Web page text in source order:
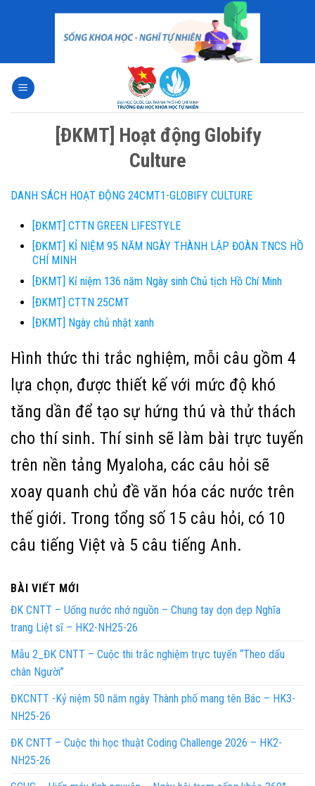
[ĐKMT] Hoạt động Globify
Culture
DANH SÁCH HOẠT ĐỘNG 24CMT1-GLOBIFY CULTURE
[ĐKMT] CTTN GREEN LIFESTYLE
[ĐKMT] KỈ NIỆM 95 NĂM NGÀY THÀNH LẬP ĐOÀN TNCS HỒ
CHÍ MINH
[ĐKMT] Kỉ niệm 136 năm Ngày sinh Chủ tịch Hồ Chí Minh
[ĐKMT] CTTN 25CMT
[ĐKMT] Ngày chủ nhật xanh
Hình thức thi trắc nghiệm, mỗi câu gồm 4
lựa chọn, được thiết kế với mức độ khó
tăng dần để tạo sự hứng thú và thử thách
cho thí sinh. Thí sinh sẽ làm bài trực tuyến
trên nền tảng Myaloha, các câu hỏi sẽ
xoay quanh chủ đề văn hóa các nước trên
thế giới. Trong tổng số 15 câu hỏi, có 10
câu tiếng Việt và 5 câu tiếng Anh.
BÀI VIẾT MỚI
ĐK CNTT – Uống nước nhớ nguồn – Chung tay dọn dẹp Nghĩa
trang Liệt sĩ – HK2-NH25-26
Mẫu 2_ĐK CNTT – Cuộc thi trắc nghiệm trực tuyến “Theo dấu
chân Người”
ĐKCNTT -Kỷ niệm 50 năm ngày Thành phố mang tên Bác – HK3-
NH25-26
ĐK CNTT – Cuộc thi học thuật Coding Challenge 2026 – HK2-
NH25-26